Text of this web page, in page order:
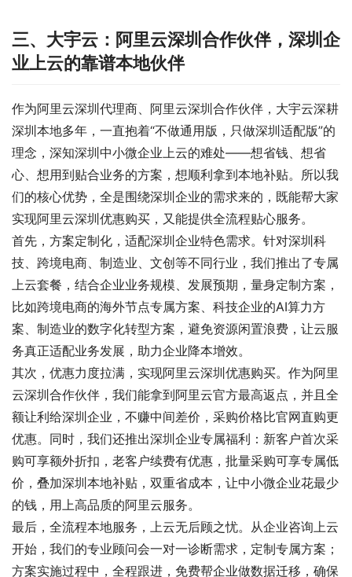
三、大宇云：阿里云深圳合作伙伴，深圳企
业上云的靠谱本地伙伴
作为阿里云深圳代理商、阿里云深圳合作伙伴，大宇云深耕
深圳本地多年，一直抱着“不做通用版，只做深圳适配版”的
理念，深知深圳中小微企业上云的难处——想省钱、想省
心、想用到贴合业务的方案，想顺利拿到本地补贴。所以我
们的核心优势，全是围绕深圳企业的需求来的，既能帮大家
实现阿里云深圳优惠购买，又能提供全流程贴心服务。
首先，方案定制化，适配深圳企业特色需求。针对深圳科
技、跨境电商、制造业、文创等不同行业，我们推出了专属
上云套餐，结合企业业务规模、发展预期，量身定制方案，
比如跨境电商的海外节点专属方案、科技企业的AI算力方
案、制造业的数字化转型方案，避免资源闲置浪费，让云服
务真正适配业务发展，助力企业降本增效。
其次，优惠力度拉满，实现阿里云深圳优惠购买。作为阿里
云深圳合作伙伴，我们能拿到阿里云官方最高返点，并且全
额让利给深圳企业，不赚中间差价，采购价格比官网直购更
优惠。同时，我们还推出深圳企业专属福利：新客户首次采
购可享额外折扣，老客户续费有优惠，批量采购可享专属低
价，叠加深圳本地补贴，双重省成本，让中小微企业花最少
的钱，用上高品质的阿里云服务。
最后，全流程本地服务，上云无后顾之忧。从企业咨询上云
开始，我们的专业顾问会一对一诊断需求，定制专属方案；
方案实施过程中，全程跟进，免费帮企业做数据迁移，确保